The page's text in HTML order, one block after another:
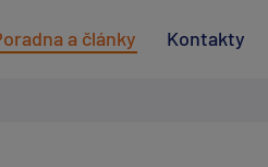
a články Kontakty